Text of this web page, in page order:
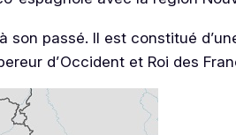
passé. Il est constitué
d’Occident et Roi des